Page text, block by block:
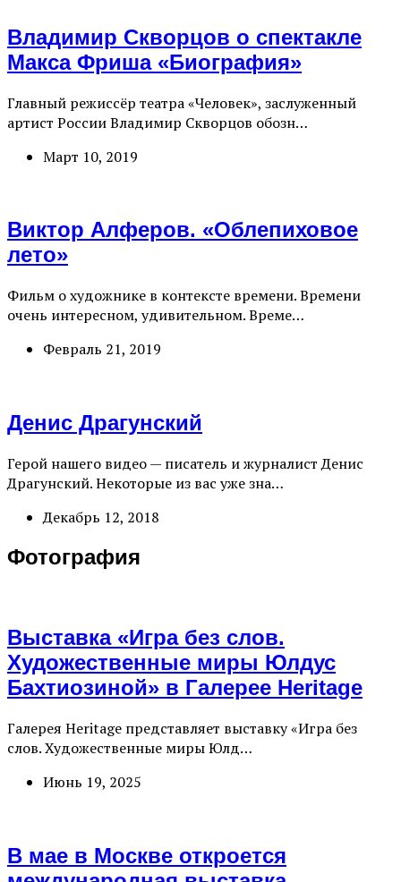
Владимир Скворцов о спектакле
Макса Фриша «Биография»
Главный режиссёр театра «Человек», заслуженный
артист России Владимир Скворцов обозн…
Март 10, 2019
Виктор Алферов. «Облепиховое
лето»
Фильм о художнике в контексте времени. Времени
очень интересном, удивительном. Време…
Февраль 21, 2019
Денис Драгунский
Герой нашего видео — писатель и журналист Денис
Драгунский. Некоторые из вас уже зна…
Декабрь 12, 2018
Фотография
Выставка «Игра без слов.
Художественные миры Юлдус
Бахтиозиной» в Галерее Heritage
Галерея Heritage представляет выставку «Игра без
слов. Художественные миры Юлд…
Июнь 19, 2025
В мае в Москве откроется